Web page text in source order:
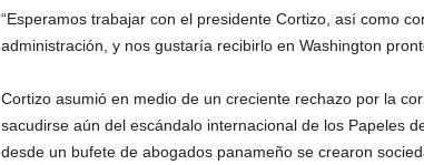
“Esperamos trabajar con el presidente Cortizo, así como
administración, y nos gustaría recibirlo en Washington
Cortizo asumió en medio de un creciente rechazo por la
sacudirse aún del escándalo internacional de los Papeles
desde un bufete de abogados panameño se crearon